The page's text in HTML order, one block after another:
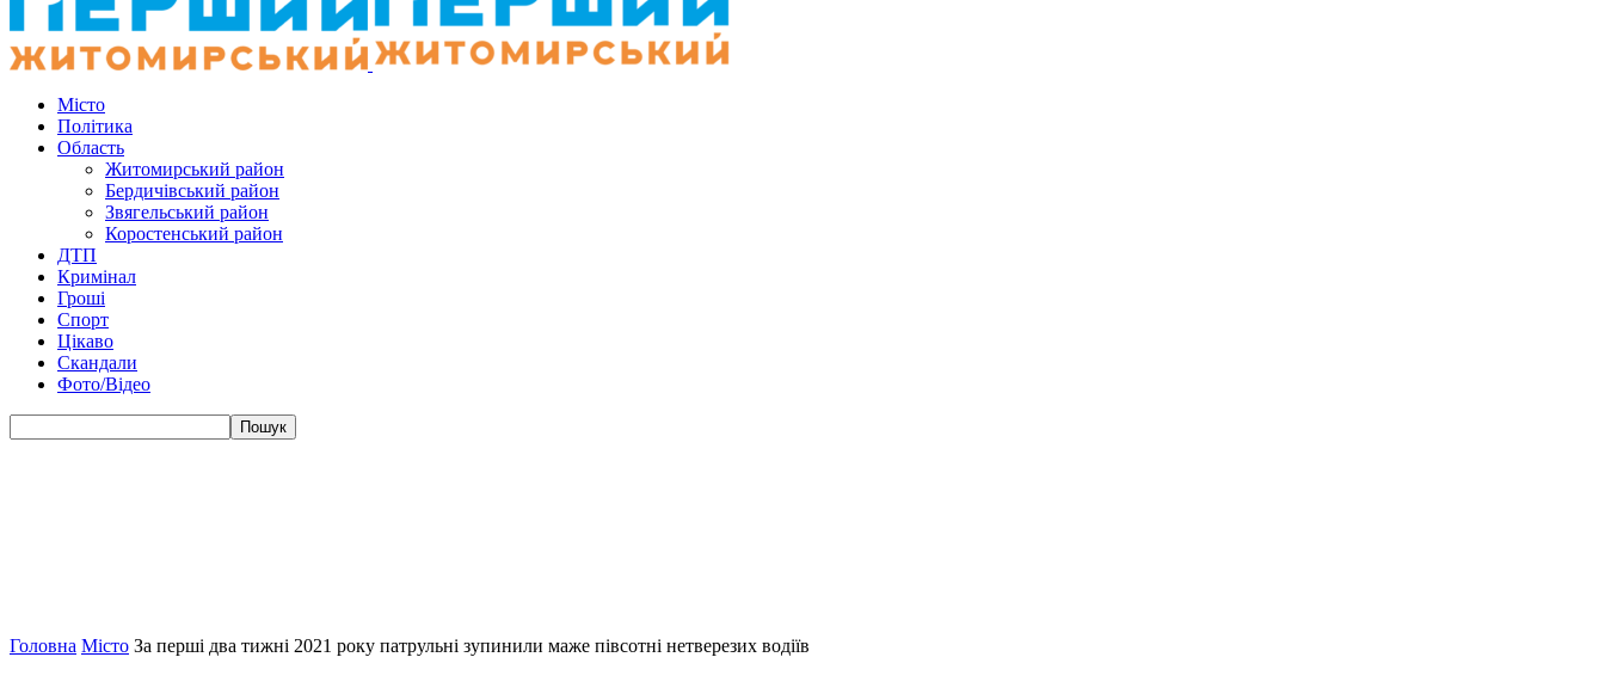
Місто
Політика
Область
Житомирський район
Бердичівський район
Звягельський район
Коростенський район
ДТП
Кримінал
Гроші
Спорт
Цікаво
Скандали
Фото/Відео
Головна Місто За перші два тижні 2021 року патрульні зупинили маже півсотні нетверезих водіїв